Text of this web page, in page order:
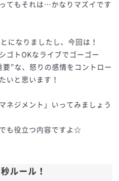
てもそれは…かなりマズイです
になりましたし、今回は！
ゴトOKなライブでゴーゴー
”な、怒りの感情をコントロー
いと思います！
ネジメント」いってみましょう
も役立つ内容ですよ☆
ルール！